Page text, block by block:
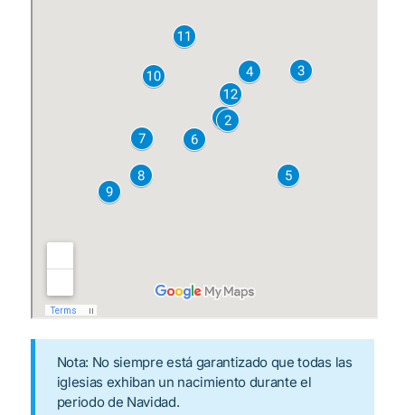
Nota: No siempre está garantizado que todas las
iglesias exhiban un nacimiento durante el
periodo de Navidad.